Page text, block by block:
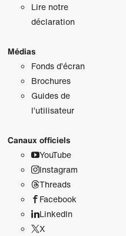
Lire notre
déclaration
Médias
Fonds d’écran
Brochures
Guides de
l’utilisateur
Canaux officiels
YouTube
Instagram
Threads
Facebook
LinkedIn
X